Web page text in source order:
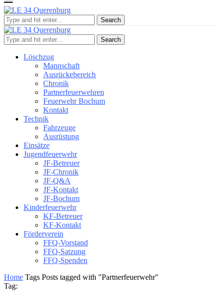
Search
Search
Löschzug
Mannschaft
Ausrückebereich
Chronik
Partnerfeuerwehren
Feuerwehr Bochum
Kontakt
Technik
Fahrzeuge
Ausrüstung
Einsätze
Jugendfeuerwehr
JF-Betreuer
JF-Chronik
JF-Q&A
JF-Kontakt
JF-Bochum
Kinderfeuerwehr
KF-Betreuer
KF-Kontakt
Förderverein
FFQ-Vorstand
FFQ-Satzung
FFQ-Spenden
Home Tags Posts tagged with "Partnerfeuerwehr"
Tag: